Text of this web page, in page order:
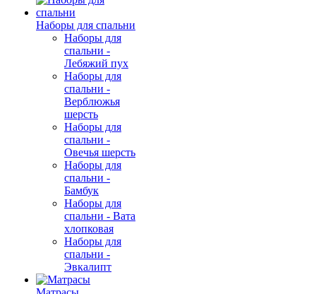
Наборы для спальни
Наборы для
спальни -
Лебяжий пух
Наборы для
спальни -
Верблюжья
шерсть
Наборы для
спальни -
Овечья шерсть
Наборы для
спальни -
Бамбук
Наборы для
спальни - Вата
хлопковая
Наборы для
спальни -
Эвкалипт